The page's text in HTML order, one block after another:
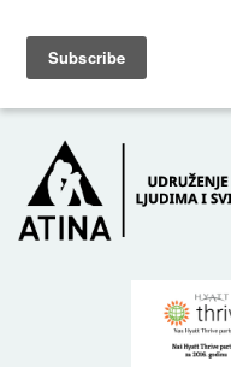
POČETNA O NAMA